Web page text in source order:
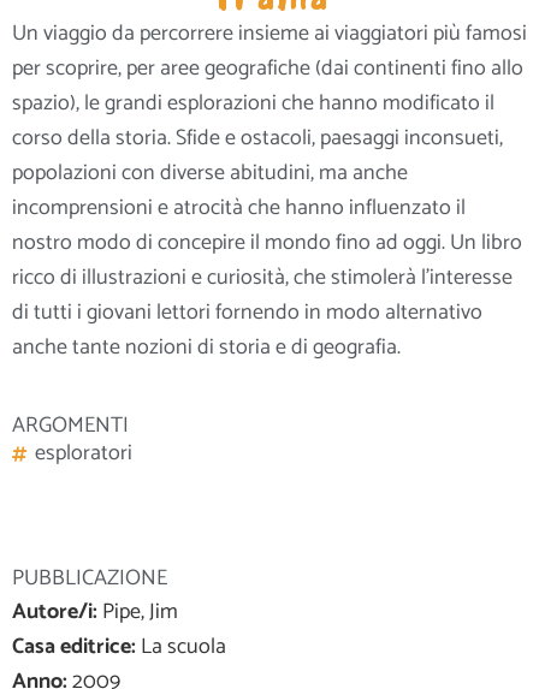
PUBBLICAZIONE
Autore/i:Pipe, Jim
Casa editrice:La scuola
Un viaggio da percorrere insieme ai viaggiatori più famosi
per scoprire, per aree geografiche (dai continenti fino allo
spazio), le grandi esplorazioni che hanno modificato il
corso della storia. Sfide e ostacoli, paesaggi inconsueti,
popolazioni con diverse abitudini, ma anche
incomprensioni e atrocità che hanno influenzato il
nostro modo di concepire il mondo fino ad oggi. Un libro
ricco di illustrazioni e curiosità, che stimolerà l’interesse
di tutti i giovani lettorifornendo in modo alternativo
anche tante nozioni di storia e di geografia.
ARGOMENTI
esploratori